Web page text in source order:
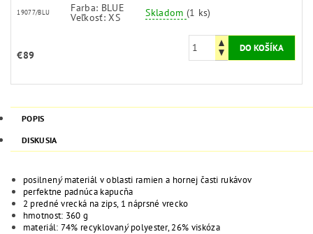
19077/BLU Farba: BLUE
Veľkosť: XS Skladom (1 ks)
€89
POPIS
DISKUSIA
posilnenýmateriál v oblasti ramien a hornej časti rukávov
perfektne padnúca kapucňa
2 predné vrecká na zips, 1 náprsné vrecko
hmotnost: 360 g
materiál: 74% recyklovanýpolyester, 26% viskóza